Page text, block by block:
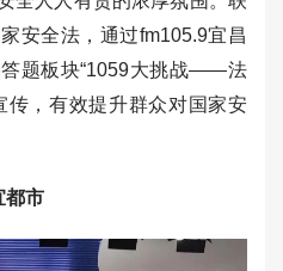
安全法，通过fm105.9宜昌
题板块“1059大挑战——法
传，有效提升群众对国家安
都市